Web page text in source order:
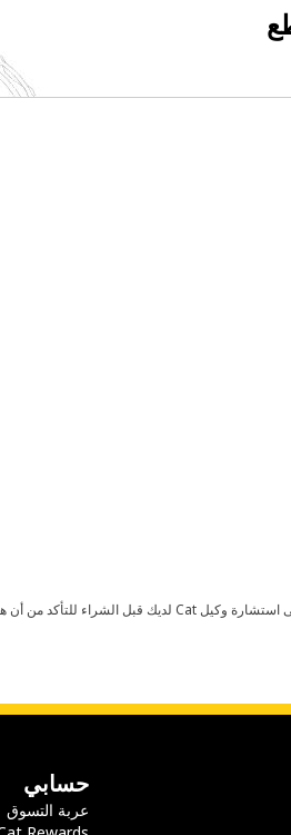
حسابي
عربة التسوق